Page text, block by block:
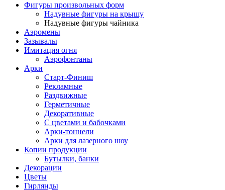
Фигуры произвольных форм
Надувные фигуры на крышу
Надувные фигуры чайника
Аэромены
Зазывалы
Имитация огня
Аэрофонтаны
Арки
Старт-Финиш
Рекламные
Раздвижные
Герметичные
Декоративные
С цветами и бабочками
Арки-тоннели
Арки для лазерного шоу
Копии продукции
Бутылки, банки
Декорации
Цветы
Гирлянды